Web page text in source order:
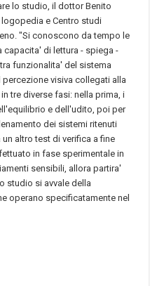
lo studio, il dottor Benito
e Centro studi
"Si conoscono da tempo le
capacita' di lettura - spiega -
funzionalita' del sistema
visiva collegati alla
tre diverse fasi: nella prima, i
e dell'udito, poi per
dei sistemi ritenuti
altro test di verifica a fine
in fase sperimentale in
sensibili, allora partira'
studio si avvale della
operano specificatamente nel